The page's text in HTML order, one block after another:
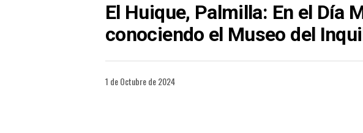
El Huique, Palmilla: En el Día
conociendo el Museo del
1 de Octubre de 2024